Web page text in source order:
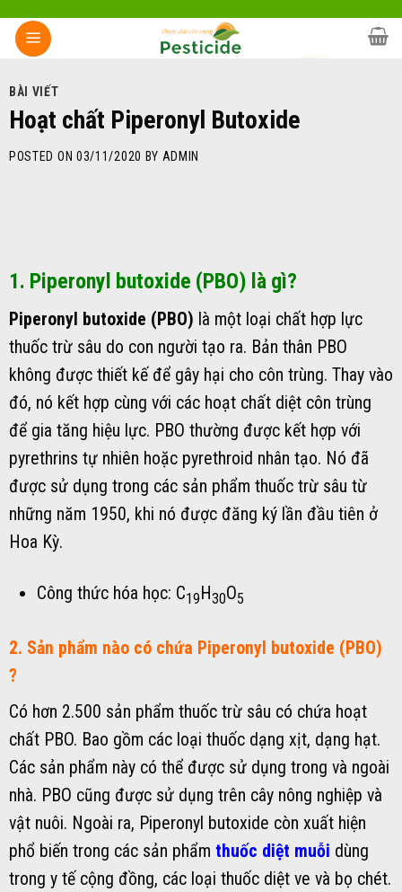
Skip
BÀI VIẾT
Hoạt chất Piperonyl Butoxide
POSTED ON 03/11/2020 BY ADMIN
1. Piperonyl butoxide (PBO) là gì?
Piperonyl butoxide (PBO) là một loại chất hợp lực
thuốc trừ sâu do con người tạo ra. Bản thân PBO
không được thiết kế để gây hại cho côn trùng. Thay vào
đó, nó kết hợp cùng với các hoạt chất diệt côn trùng
để gia tăng hiệu lực. PBO thường được kết hợp với
pyrethrins tự nhiên hoặc pyrethroid nhân tạo. Nó đã
được sử dụng trong các sản phẩm thuốc trừ sâu từ
những năm 1950, khi nó được đăng ký lần đầu tiên ở
Hoa Kỳ.
Công thức hóa học: C19 H30O5
2. Sản phẩm nào có chứa Piperonyl butoxide (PBO)
?
Có hơn 2.500 sản phẩm thuốc trừ sâu có chứa hoạt
chất PBO. Bao gồm các loại thuốc dạng xịt, dạng hạt.
Các sản phẩm này có thể được sử dụng trong và ngoài
nhà. PBO cũng được sử dụng trên cây nông nghiệp và
vật nuôi. Ngoài ra, Piperonyl butoxide còn xuất hiện
phổ biến trong các sản phẩm thuốc diệt muỗi dùng
trong y tế cộng đồng, các loại thuốc diệt ve và bọ chét.